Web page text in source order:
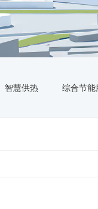
智慧供热 综合节能